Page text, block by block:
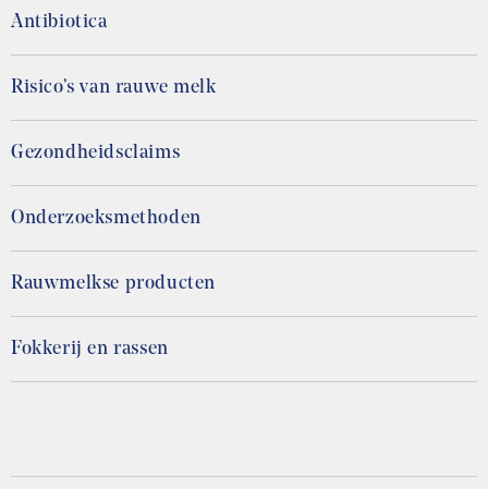
Antibiotica
Risico’s van rauwe melk
Gezondheidsclaims
Onderzoeksmethoden
Rauwmelkse producten
Fokkerij en rassen